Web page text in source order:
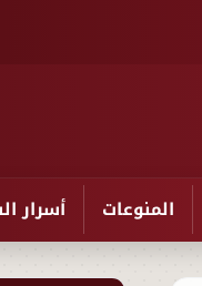
المنوعات أسرار